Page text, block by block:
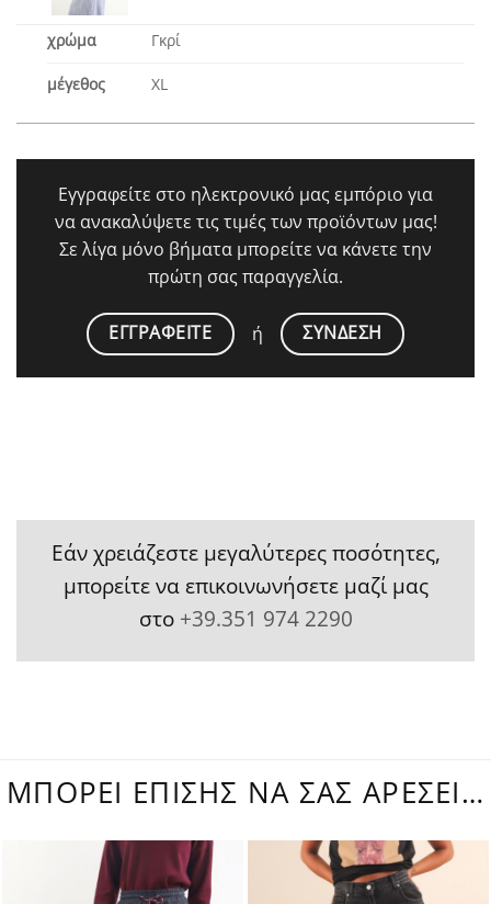
χρώμα Γκρί
μέγεθος XL
Εγγραφείτε στο ηλεκτρονικό μας εμπόριο για
να ανακαλύψετε τις τιμές των προϊόντων μας!
Σε λίγα μόνο βήματα μπορείτε να κάνετε την
πρώτη σας παραγγελία.
ΕΓΓΡΑΦΕΙΤΕ ή ΣΥΝΔΕΣΗ
Εάν χρειάζεστε μεγαλύτερες ποσότητες,
μπορείτε να επικοινωνήσετε μαζί μας
στο +39.351 974 2290
ΜΠΟΡΕΊ ΕΠΊΣΗΣ ΝΑ ΣΑΣ ΑΡΈΣΕΙ…